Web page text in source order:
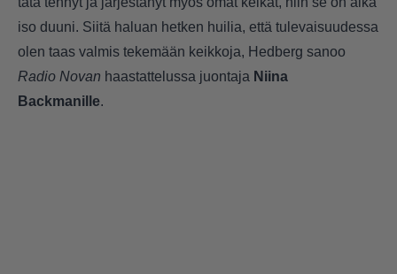
iso duuni. Siitä haluan hetken huilia, että tulevaisuudessa
olen taas valmis tekemään keikkoja, Hedberg sanoo
Radio Novan haastattelussa juontaja Niina
Backmanille.